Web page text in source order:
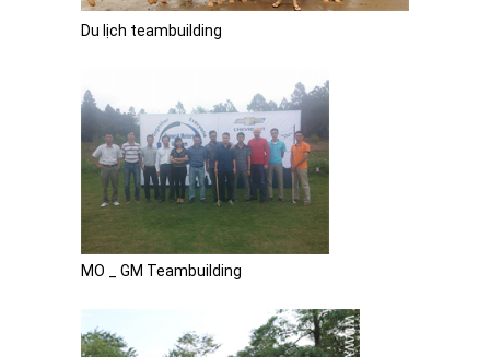
Du lịch teambuilding
MO _ GM Teambuilding